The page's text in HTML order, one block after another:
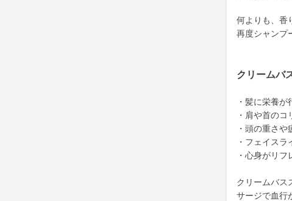
何よりも、香
再度シャンプ
クリームバ
・髪に栄養
・肩や首のコ
・頭の重さや
・フェイスラ
・心身がリフ
クリームバス
サージで血行